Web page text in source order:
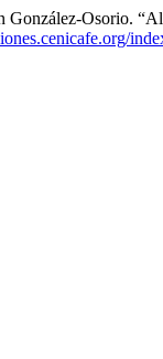
González-Osorio.